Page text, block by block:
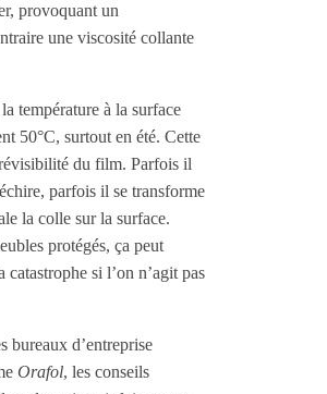
provoquant un
une viscosité collante
température à la surface
50°C, surtout en été. Cette
du film. Parfois il
parfois il se transforme
la colle sur la surface.
protégés, ça peut
si l’on n’agit pas
bureaux d’entreprise
Orafol, les conseils